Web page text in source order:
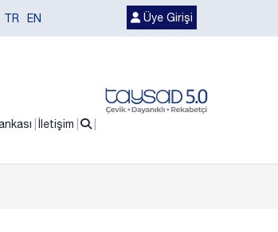
TR EN Üye Girişi
İletişim